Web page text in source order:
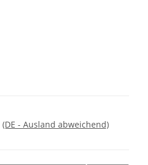
(DE - Ausland abweichend)